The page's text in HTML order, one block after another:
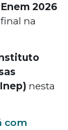
Enem 2026
na
nesta
com